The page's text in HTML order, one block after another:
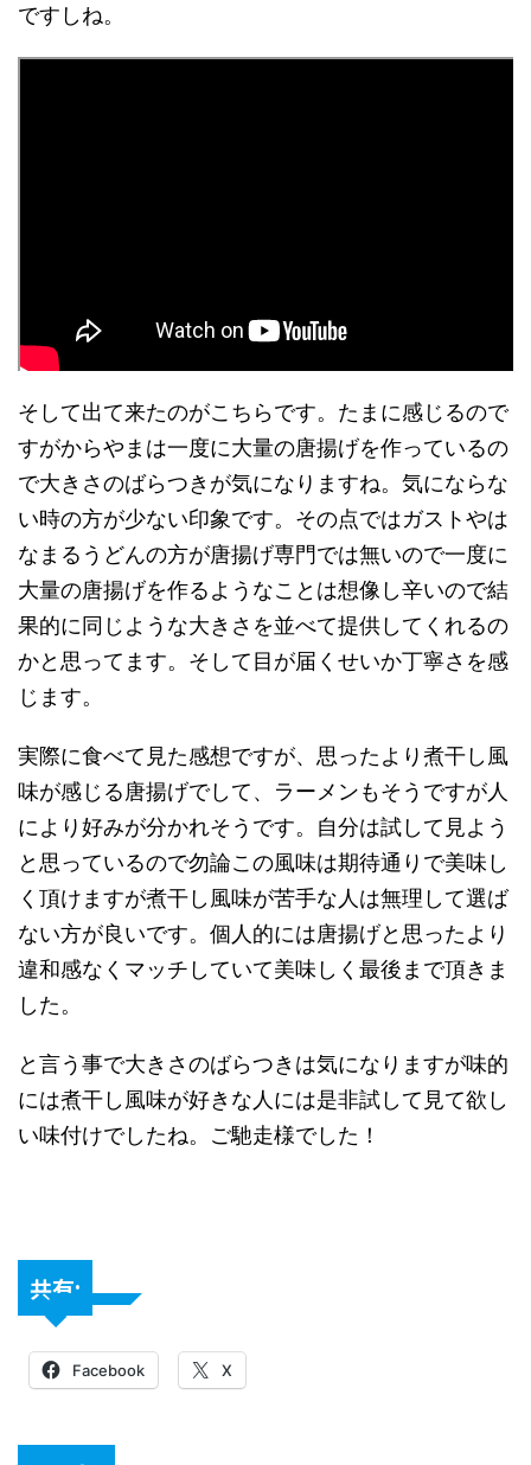
ですしね。
そして出て来たのがこちらです。たまに感じるので
すがからやまは一度に大量の唐揚げを作っているの
で大きさのばらつきが気になりますね。気にならな
い時の方が少ない印象です。その点ではガストやは
なまるうどんの方が唐揚げ専門では無いので一度に
大量の唐揚げを作るようなことは想像し辛いので結
果的に同じような大きさを並べて提供してくれるの
かと思ってます。そして目が届くせいか丁寧さを感
じます。
実際に食べて見た感想ですが、思ったより煮干し風
味が感じる唐揚げでして、ラーメンもそうですが人
により好みが分かれそうです。自分は試して見よう
と思っているので勿論この風味は期待通りで美味し
く頂けますが煮干し風味が苦手な人は無理して選ば
ない方が良いです。個人的には唐揚げと思ったより
違和感なくマッチしていて美味しく最後まで頂きま
した。
と言う事で大きさのばらつきは気になりますが味的
には煮干し風味が好きな人には是非試して見て欲し
い味付けでしたね。ご馳走様でした！
共有:
Facebook X